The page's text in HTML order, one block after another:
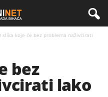
slika koje će bez problema naživcirati
bez
lako